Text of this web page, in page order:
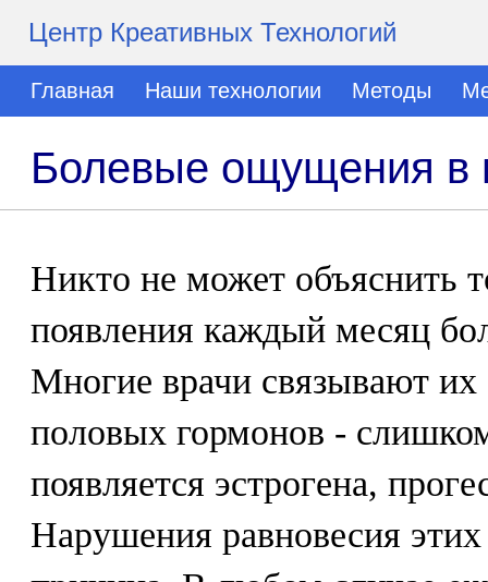
Центр Креативных Технологий
Главная Наши технологии Методы
Болевые ощущения в
Никто не может объяснить
появления каждый месяц
Многие врачи связывают
половых гормонов -
появляется эстрогена,
Нарушения равновесия